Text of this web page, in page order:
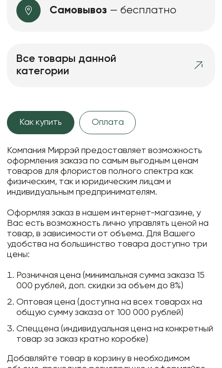
Самовывоз — бесплатно
Все товары данной
категории
Как купить Оплата
Компания Миррэй предоставляет возможность
оформления заказа по самым выгодным ценам
товаров для флористов полного спектра как
физическим, так и юридическим лицам и
индивидуальным предпринимателям.
Оформляя заказ в нашем интернет-магазине, у
Вас есть возможность лично управлять ценой на
товар, в зависимости от объема. Для Вашего
удобства на большинство товара доступно три
цены:
Розничная цена (минимальная сумма заказа 15
000 рублей, доп. скидки за объем до 8%)
Оптовая цена (доступна на всех товарах на
общую сумму заказа от 100 000 рублей)
Спеццена (индивидуальная цена на конкретный
товар за заказ кратно коробке)
Добавляйте товар в корзину в необходимом